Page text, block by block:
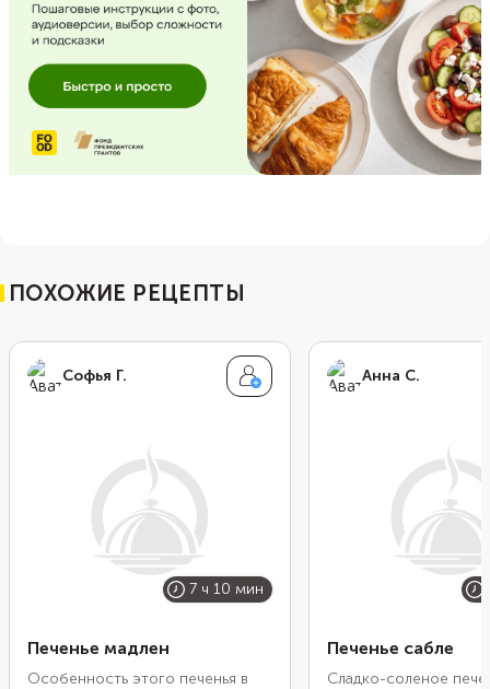
ПОХОЖИЕ РЕЦЕПТЫ
Софья Г.
7 ч 10 мин
Печенье мадлен
Особенность этого печенья в
Анна С.
Печенье сабле
Сладко-соленое